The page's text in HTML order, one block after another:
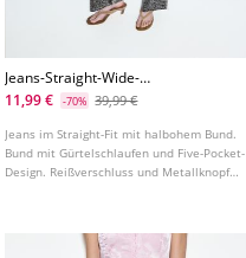
Jeans-Straight-Wide-
Leopardenprint
11,99 € -70% 39,99 €
Jeans im Straight-Fit mit halbohem Bund.
Bund mit Gürtelschlaufen und Five-Pocket-
Design. Reißverschluss und Metallknopf